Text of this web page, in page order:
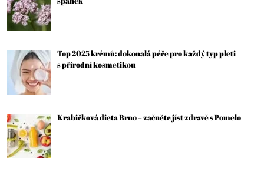
Top 2025 krémů: dokonalá péče pro každý typ pleti
s přírodní kosmetikou
Krabičková dieta Brno – začněte jíst zdravě s Pomelo